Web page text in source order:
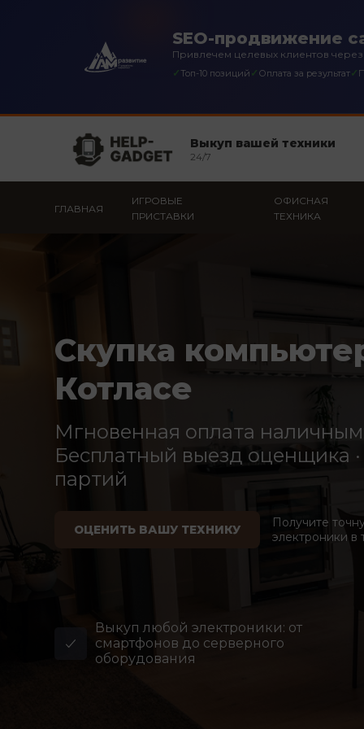
SEO-продвижение
Привлечем целевых клиентов
✓Топ-10 позиций ✓ Оплата за результат✓
Выкуп вашей техники
24/7
ГЛАВНАЯ
ИГРОВЫЕ
ПРИСТАВКИ
ОФИСНАЯ
ТЕХНИКА
Скупка
Котласе
Мгновенная оплата
Бесплатный выезд оценщика
партий
ОЦЕНИТЬ ВАШУ ТЕХНИКУ
Получите
электроники в
Выкуп любой электроники: от
смартфонов до серверного
оборудования